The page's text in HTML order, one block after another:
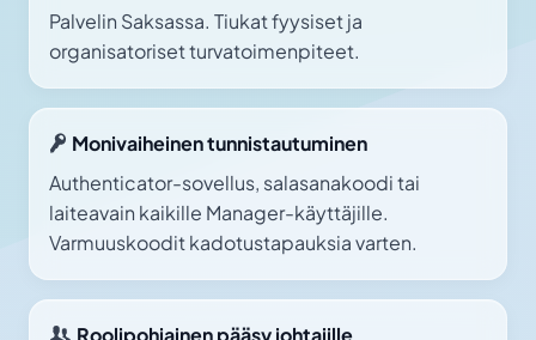
Palvelin Saksassa. Tiukat fyysiset ja
organisatoriset turvatoimenpiteet.
Monivaiheinen tunnistautuminen
Authenticator-sovellus, salasanakoodi tai
laiteavain kaikille Manager-käyttäjille.
Varmuuskoodit kadotustapauksia varten.
Roolipohjainen pääsy johtajille